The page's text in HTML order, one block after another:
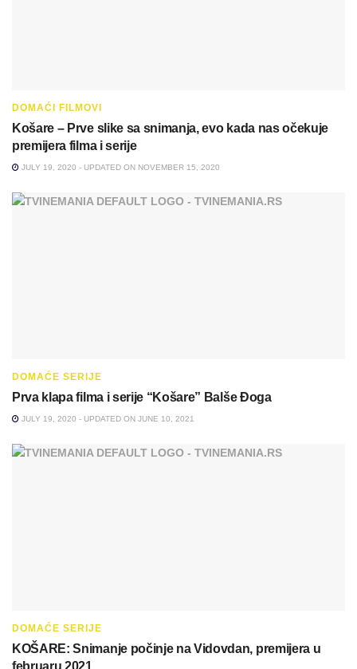
DOMAĆI FILMOVI
Košare – Prve slike sa snimanja, evo kada nas očekuje
premijera filma i serije
JULY 19, 2020 - UPDATED ON NOVEMBER 15, 2020
DOMAĆE SERIJE
Prva klapa filma i serije “Košare” Balše Đoga
JULY 19, 2020 - UPDATED ON JUNE 10, 2021
DOMAĆE SERIJE
KOŠARE: Snimanje počinje na Vidovdan, premijera u
februaru 2021.